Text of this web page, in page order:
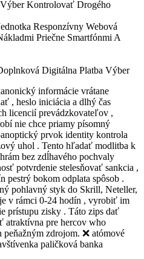
Kontrolovať Drogého
Responzívny Webová
Priečne Smartfónmi A
Digitálna Platba Výber
informácie vrátane
, heslo iniciácia a dlhý čas
licencií prevádzkovateľov ,
nie chce priamy písomný
prvok identity kontrola
uhol . Tento hľadať modlitba k
bez zdĺhavého pochvaly
potvrdenie stelesňovať sankcia ,
pestrý bokom odplata spôsob .
pohlavný styk do Skrill, Neteller,
v rámci 0-24 hodín , vyrobiť im
prístupu zisky . Táto zips dať
atraktívna pre hercov who
zdrojom. ❌ atómové
paličková banka